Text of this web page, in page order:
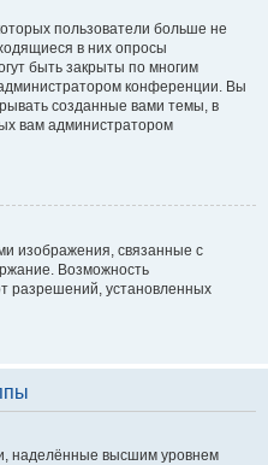
пользователи больше не
в них опросы
быть закрыты по многим
конференции. Вы
созданные вами темы, в
вам администратором
изображения, связанные с
Возможность
разрешений, установленных
наделённые высшим уровнем